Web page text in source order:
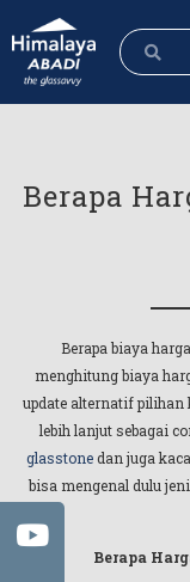
Berapa
Berapa biaya
menghitung biaya
update alternatif pilihan
lebih lanjut sebagai
glasstonedan juga
bisa mengenal dulu
Berapa